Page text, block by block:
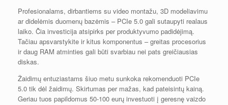
Profesionalams, dirbantiems su video montažu, 3D modeliavimu
ar didelėmis duomenų bazėmis – PCIe 5.0 gali sutaupyti realaus
laiko. Čia investicija atsipirks per produktyvumo padidėjimą.
Tačiau apsvarstykite ir kitus komponentus – greitas procesorius
ir daug RAM atminties gali būti svarbiau nei pats greičiausias
diskas.
Žaidimų entuziastams šiuo metu sunkoka rekomenduoti PCIe
5.0 tik dėl žaidimų. Skirtumas per mažas, kad pateisintų kainą.
Geriau tuos papildomus 50-100 eurų investuoti į geresnę vaizdo